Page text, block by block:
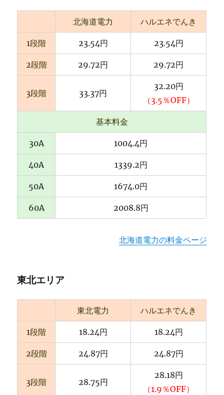
北海道電力 ハルエネでんき
1段階 23.54円 23.54円
2段階 29.72円 29.72円
3段階 33.37円
32.20円
（3.5％OFF）
基本料金
30A 1004.4円
40A 1339.2円
50A 1674.0円
60A 2008.8円
北海道電力の料金ページ
東北エリア
東北電力 ハルエネでんき
1段階 18.24円 18.24円
2段階 24.87円 24.87円
3段階 28.75円
28.18円
（1.9％OFF）